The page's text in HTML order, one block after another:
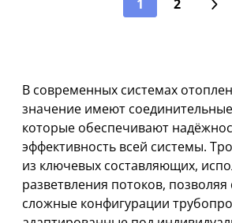
1 2
В современных системах
значение имеют
которые обеспечивают
эффективность всей системы.
из ключевых составляющих,
разветвления потоков, позволяя
сложные конфигурации